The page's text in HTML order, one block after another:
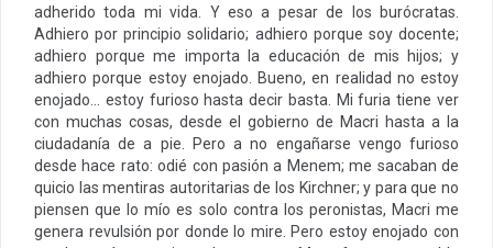
adherido toda mi vida. Y eso a pesar de los burócratas.
Adhiero por principio solidario; adhiero porque soy docente;
adhiero porque me importa la educación de mis hijos; y
adhiero porque estoy enojado. Bueno, en realidad no estoy
enojado… estoy furioso hasta decir basta. Mi furia tiene ver
con muchas cosas, desde el gobierno de Macri hasta a la
ciudadanía de a pie. Pero a no engañarse vengo furioso
desde hace rato: odié con pasión a Menem; me sacaban de
quicio las mentiras autoritarias de los Kirchner; y para que no
piensen que lo mío es solo contra los peronistas, Macri me
genera revulsión por donde lo mire. Pero estoy enojado con